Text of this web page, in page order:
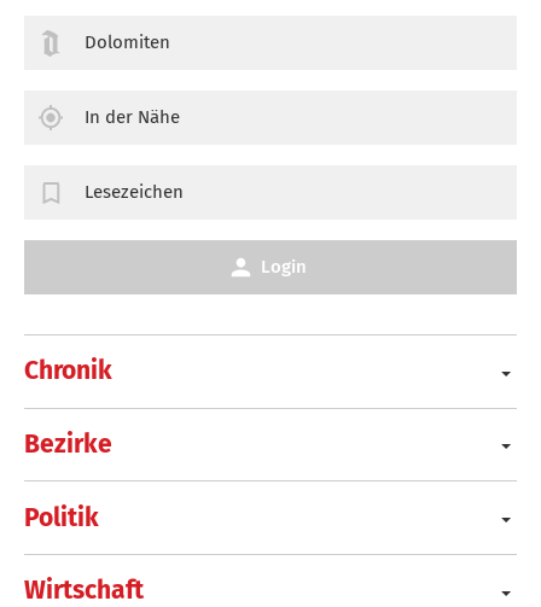
Chronik
Bezirke
Politik
Wirtschaft
Dolomiten
In der Nähe
Lesezeichen
Login